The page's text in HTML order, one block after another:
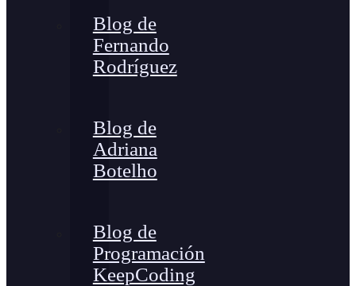
Blog de
Fernando
Rodríguez
Blog de
Adriana
Botelho
Blog de
Programación
KeepCoding